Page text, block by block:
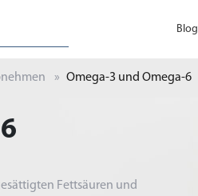
Blog
Omega-3 und Omega-6
Fettsäuren und